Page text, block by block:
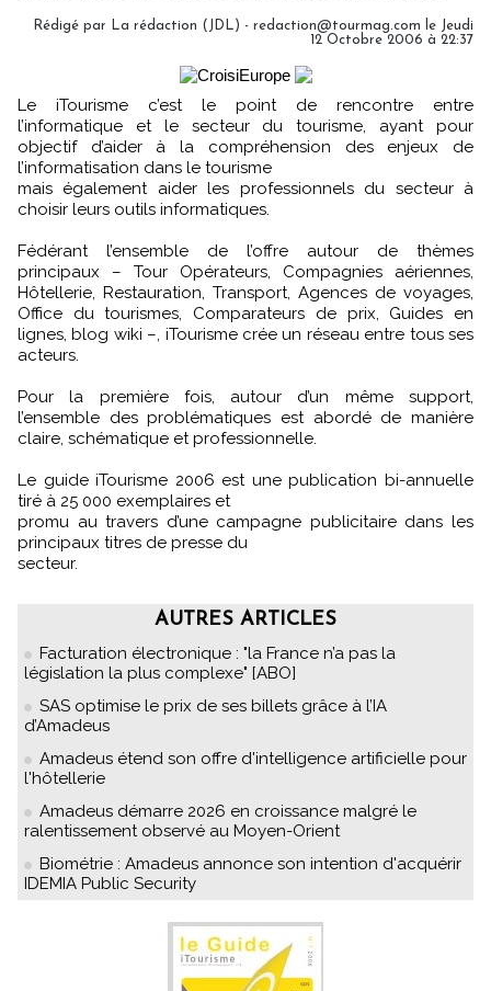
Rédigé par La rédaction (JDL) - redaction@tourmag.com le Jeudi
12 Octobre 2006 à 22:37
Le iTourisme c’est le point de rencontre entre
l’informatique et le secteur du tourisme, ayant pour
objectif d’aider à la compréhension des enjeux de
l’informatisation dans le tourisme
mais également aider les professionnels du secteur à
choisir leurs outils informatiques.
Fédérant l’ensemble de l’offre autour de thèmes
principaux – Tour Opérateurs, Compagnies aériennes,
Hôtellerie, Restauration, Transport, Agences de voyages,
Office du tourismes, Comparateurs de prix, Guides en
lignes, blog wiki –, iTourisme crée un réseau entre tous ses
acteurs.
Pour la première fois, autour d’un même support,
l’ensemble des problématiques est abordé de manière
claire, schématique et professionnelle.
Le guide iTourisme 2006 est une publication bi-annuelle
tiré à 25 000 exemplaires et
promu au travers d’une campagne publicitaire dans les
principaux titres de presse du
secteur.
AUTRES ARTICLES
Facturation électronique : "la France n’a pas la
législation la plus complexe" [ABO]
SAS optimise le prix de ses billets grâce à l’IA
d’Amadeus
Amadeus étend son offre d'intelligence artificielle pour
l'hôtellerie
Amadeus démarre 2026 en croissance malgré le
ralentissement observé au Moyen-Orient
Biométrie : Amadeus annonce son intention d'acquérir
IDEMIA Public Security